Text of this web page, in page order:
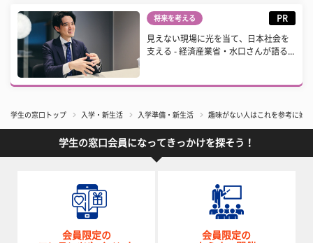
将来を考える PR
見えない現場に光を当て、日本社会を
支える - 経済産業省・水口さんが語る...
学生の窓口トップ 入学・新生活 入学準備・新生活 趣味がない人はこれを参考に始
学生の窓口会員になってきっかけを探そう！
会員限定の
会員限定の